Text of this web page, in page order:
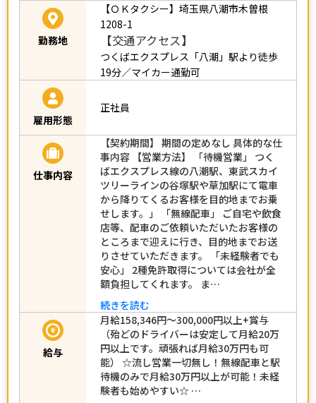
勤務地
【ＯＫタクシー】 埼玉県八潮市木曽根
1208-1
【交通アクセス】
つくばエクスプレス「八潮」駅より徒歩
19分／マイカー通勤可
雇用形態
正社員
仕事内容
【契約期間】 期間の定めなし 具体的な仕
事内容 【営業方法】 「待機営業」 つく
ばエクスプレス線の八潮駅、東武スカイ
ツリーラインの谷塚駅や草加駅にて電車
から降りてくるお客様を目的地までお乗
せします。」 「無線配車」 ご自宅や飲食
店等、配車のご依頼いただいたお客様の
ところまで迎えに行き、目的地までお送
りさせていただきます。 「未経験者でも
安心」 2種免許取得については会社が全
額負担してくれます。 ま…
続きを読む
給与
月給158,346円～300,000円以上+賞与
（殆どのドライバーは安定して月給20万
円以上です。頑張れば月給30万円も可
能） ☆流し営業一切無し！無線配車と駅
待機のみで月給30万円以上が可能！未経
験者も始めやすい☆ …